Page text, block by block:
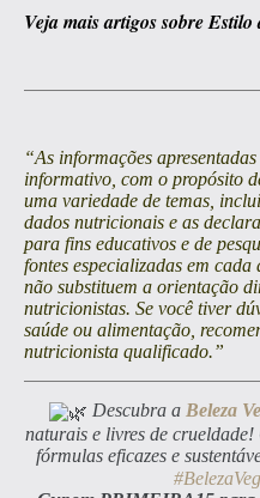
Veja mais artigos sobre
“As informações
informativo, com o propósito
uma variedade de temas,
dados nutricionais e as
para fins educativos e de
fontes especializadas em
não substituem a orientação
nutricionistas. Se você tiver
saúde ou alimentação,
nutricionista qualificado.”
Descubra a Beleza
naturais e livres de
fórmulas eficazes e